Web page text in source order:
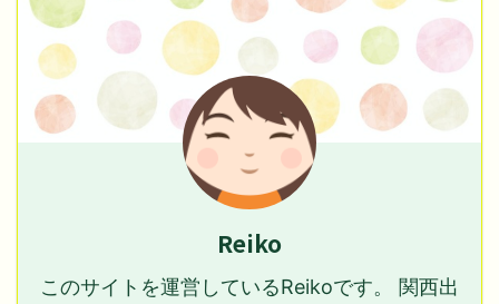
Reiko
このサイトを運営しているReikoです。 関西出